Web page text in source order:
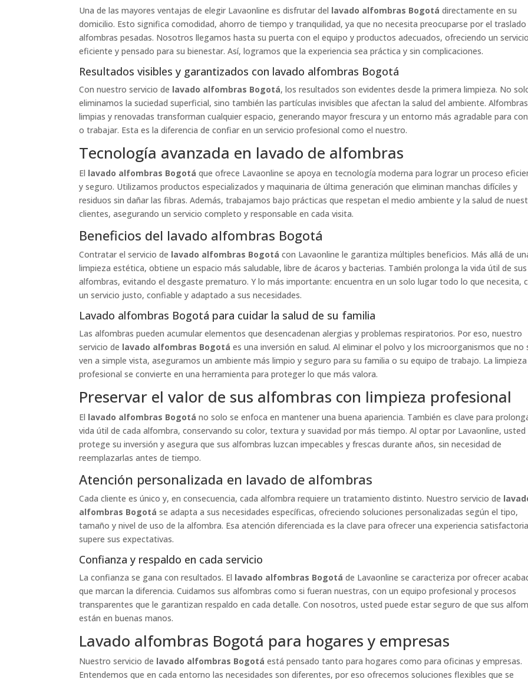
Una de las mayores ventajas de elegir Lavaonline es disfrutar del lavado alfombras Bogotá directamente en su
domicilio. Esto significa comodidad, ahorro de tiempo y tranquilidad, ya que no necesita preocuparse por el traslado
alfombras pesadas. Nosotros llegamos hasta su puerta con el equipo y productos adecuados, ofreciendo un servicio
eficiente y pensado para su bienestar. Así, logramos que la experiencia sea práctica y sin complicaciones.
Resultados visibles y garantizados con lavado alfombras Bogotá
Con nuestro servicio de lavado alfombras Bogotá, los resultados son evidentes desde la primera limpieza. No
eliminamos la suciedad superficial, sino también las partículas invisibles que afectan la salud del ambiente. Alfombras
limpias y renovadas transforman cualquier espacio, generando mayor frescura y un entorno más agradable para
o trabajar. Esta es la diferencia de confiar en un servicio profesional como el nuestro.
Tecnología avanzada en lavado de alfombras
El lavado alfombras Bogotá que ofrece Lavaonline se apoya en tecnología moderna para lograr un proceso
y seguro. Utilizamos productos especializados y maquinaria de última generación que eliminan manchas difíciles y
residuos sin dañar las fibras. Además, trabajamos bajo prácticas que respetan el medio ambiente y la salud de
clientes, asegurando un servicio completo y responsable en cada visita.
Beneficios del lavado alfombras Bogotá
Contratar el servicio de lavado alfombras Bogotá con Lavaonline le garantiza múltiples beneficios. Más allá de
limpieza estética, obtiene un espacio más saludable, libre de ácaros y bacterias. También prolonga la vida útil de sus
alfombras, evitando el desgaste prematuro. Y lo más importante: encuentra en un solo lugar todo lo que necesita,
un servicio justo, confiable y adaptado a sus necesidades.
Lavado alfombras Bogotá para cuidar la salud de su familia
Las alfombras pueden acumular elementos que desencadenan alergias y problemas respiratorios. Por eso, nuestro
servicio de lavado alfombras Bogotá es una inversión en salud. Al eliminar el polvo y los microorganismos que no
ven a simple vista, aseguramos un ambiente más limpio y seguro para su familia o su equipo de trabajo. La limpieza
profesional se convierte en una herramienta para proteger lo que más valora.
Preservar el valor de sus alfombras con limpieza profesional
El lavado alfombras Bogotá no solo se enfoca en mantener una buena apariencia. También es clave para
vida útil de cada alfombra, conservando su color, textura y suavidad por más tiempo. Al optar por Lavaonline, usted
protege su inversión y asegura que sus alfombras luzcan impecables y frescas durante años, sin necesidad de
reemplazarlas antes de tiempo.
Atención personalizada en lavado de alfombras
Cada cliente es único y, en consecuencia, cada alfombra requiere un tratamiento distinto. Nuestro servicio de
alfombras Bogotá se adapta a sus necesidades específicas, ofreciendo soluciones personalizadas según el tipo,
tamaño y nivel de uso de la alfombra. Esa atención diferenciada es la clave para ofrecer una experiencia
supere sus expectativas.
Confianza y respaldo en cada servicio
La confianza se gana con resultados. El lavado alfombras Bogotá de Lavaonline se caracteriza por ofrecer
que marcan la diferencia. Cuidamos sus alfombras como si fueran nuestras, con un equipo profesional y procesos
transparentes que le garantizan respaldo en cada detalle. Con nosotros, usted puede estar seguro de que sus
están en buenas manos.
Lavado alfombras Bogotá para hogares y empresas
Nuestro servicio de lavado alfombras Bogotá está pensado tanto para hogares como para oficinas y empresas.
Entendemos que en cada entorno las necesidades son diferentes, por eso ofrecemos soluciones flexibles que se